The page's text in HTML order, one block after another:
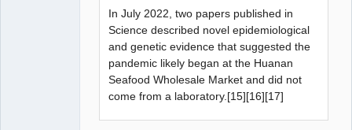
In July 2022, two papers published in
Science described novel epidemiological
and genetic evidence that suggested the
pandemic likely began at the Huanan
Seafood Wholesale Market and did not
come from a laboratory.[15][16][17]